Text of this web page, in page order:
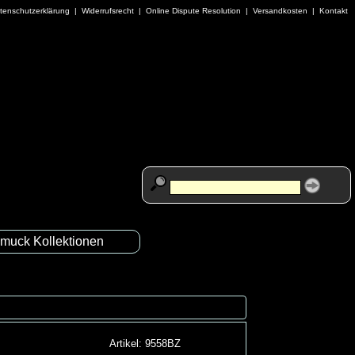
| Widerrufsrecht | Online Dispute Resolution | Versandkosten | Kontakt
Kollektionen
Artikel: 9558BZ